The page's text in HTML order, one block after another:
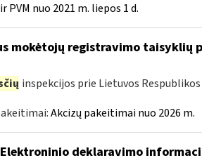
PVM nuo 2021 m. liepos 1 d.
mokėtojų registravimo
inspekcijos prie Lietuvos
Akcizų pakeitimai nuo 2026 m.
deklaravimo